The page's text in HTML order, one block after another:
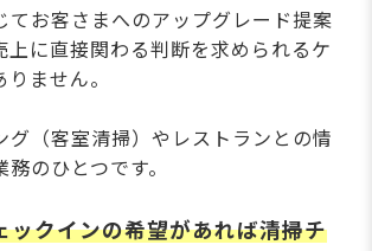
てお客さまへのアップグレード提案
上に直接関わる判断を求められるケ
ません。
グ（客室清掃）やレストランとの情
のひとつです。
ックインの希望があれば清掃チ